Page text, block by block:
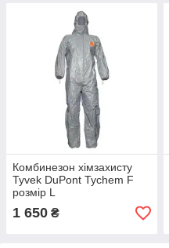
Комбинезон хімзахисту
Tyvek DuPont Tychem F
розмір L
1 650 ₴